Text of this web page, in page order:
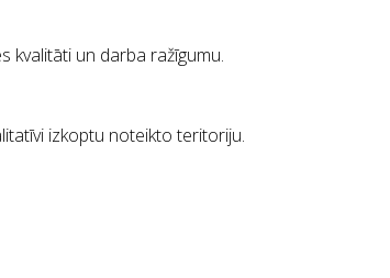
kvalitāti un darba ražīgumu.
izkoptu noteikto teritoriju.